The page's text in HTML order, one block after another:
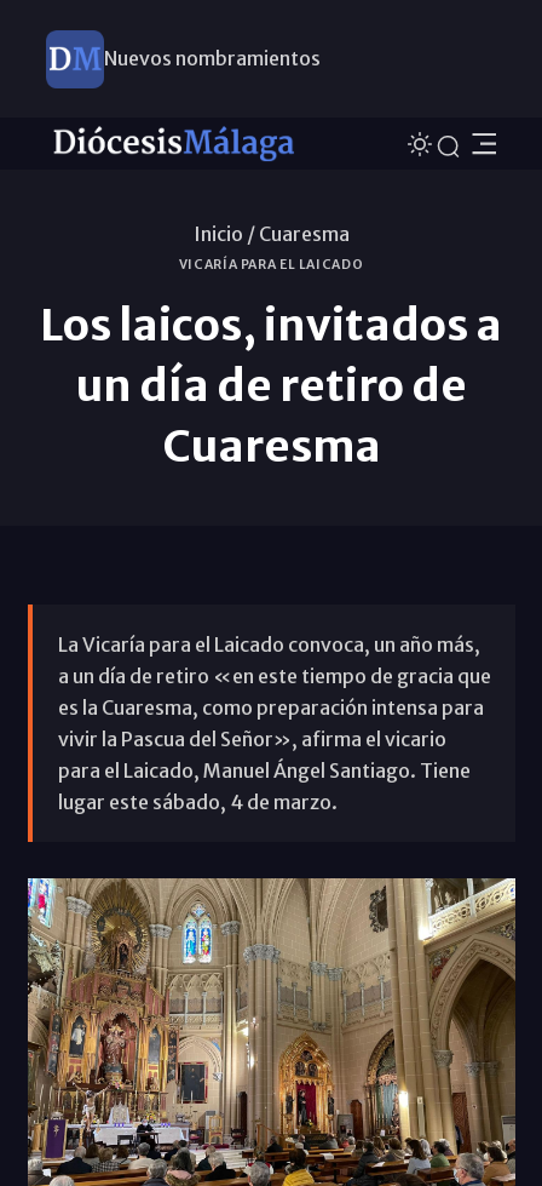
Nuevos nombramientos
Inicio / Cuaresma
VICARÍA PARA EL LAICADO
Los laicos, invitados a
un día de retiro de
Cuaresma
La Vicaría para el Laicado convoca, un año más,
a un día de retiro «en este tiempo de gracia que
es la Cuaresma, como preparación intensa para
vivir la Pascua del Señor», afirma el vicario
para el Laicado, Manuel Ángel Santiago. Tiene
lugar este sábado, 4 de marzo.